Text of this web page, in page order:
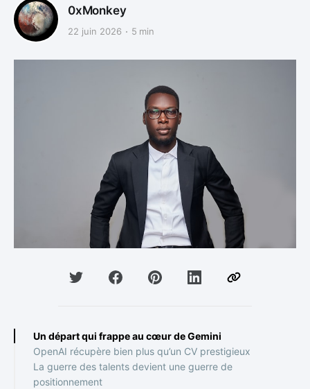
0xMonkey
22 juin 2026 5 min
Un départ qui frappe au cœur de Gemini
OpenAI récupère bien plus qu’un CV prestigieux
La guerre des talents devient une guerre de
positionnement